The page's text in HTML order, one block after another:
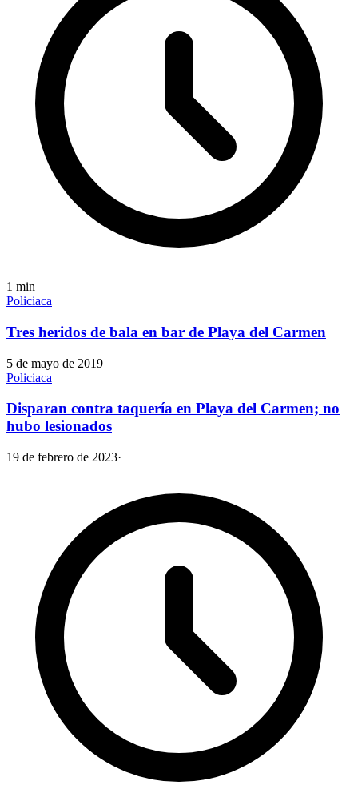
1 min
Policiaca
Tres heridos de bala en bar de Playa del Carmen
5 de mayo de 2019
Policiaca
Disparan contra taquería en Playa del Carmen; no
hubo lesionados
19 de febrero de 2023·